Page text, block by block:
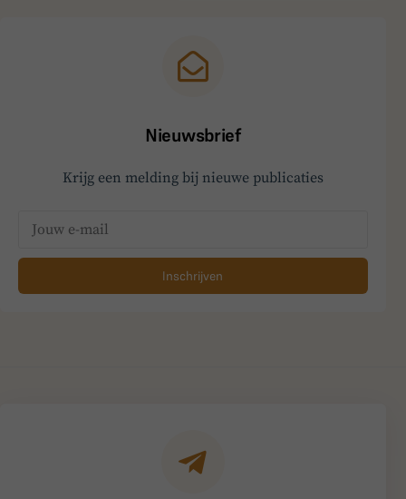
Nieuwsbrief
Krijg een melding bij nieuwe publicaties
Inschrijven